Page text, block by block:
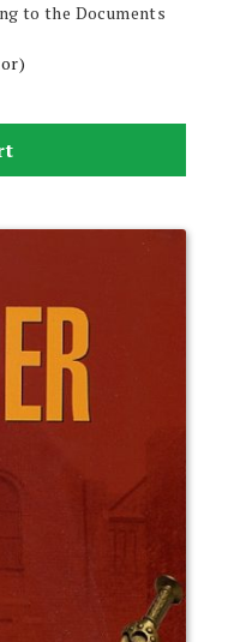
to the Documents